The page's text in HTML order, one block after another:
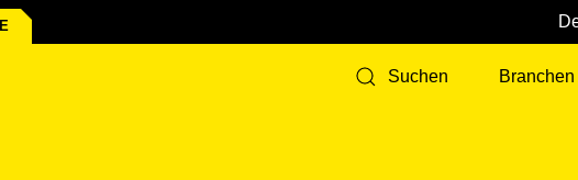
Suchen Branchen